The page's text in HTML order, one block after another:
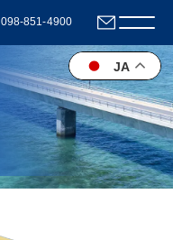
098-851-4900
JA